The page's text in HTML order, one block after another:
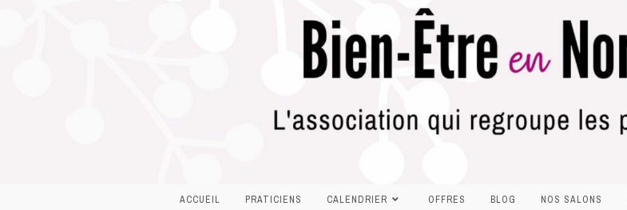
ACCUEIL PRATICIENS CALENDRIER OFFRES BLOG NOS SALONS